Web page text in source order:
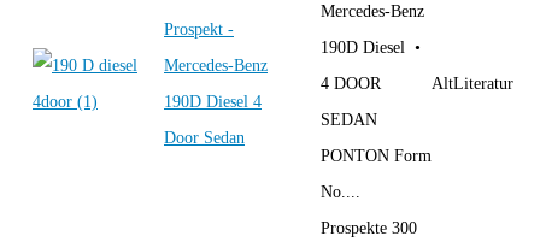
Prospekt -
Mercedes-Benz
190D Diesel 4
Door Sedan
Mercedes-Benz
190D Diesel •
4 DOOR
SEDAN
PONTON Form
No....
AltLiteratur
Prospekte 300